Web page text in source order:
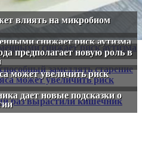
влиять на микробиом
снижает риск аутизма
предполагает новую роль в
может увеличить риск
дает новые подсказки о